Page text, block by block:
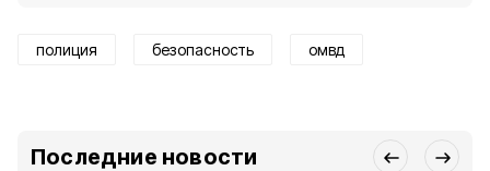
полиция безопасность омвд
Последние новости